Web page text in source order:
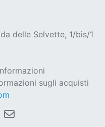
delle Selvette, 1/bis/1
sugli acquisti